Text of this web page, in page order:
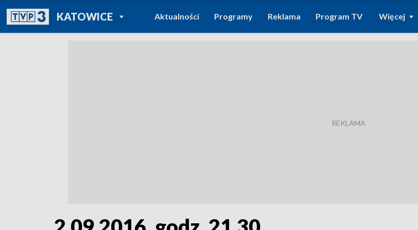
KATOWICEPOWRÓT DO
TVP REGIONY
Aktualności Programy Reklama Program TV Więcej